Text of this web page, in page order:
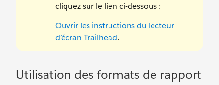
cliquez sur le lien ci-dessous :
Ouvrir les instructions du lecteur
d’écran Trailhead.
Utilisation des formats de rapport